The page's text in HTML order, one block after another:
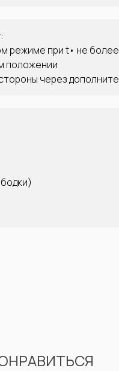
режиме при t• не
положении
через